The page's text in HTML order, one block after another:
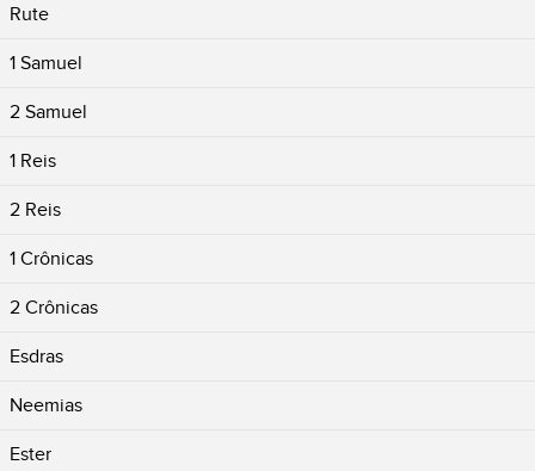
Rute
1 Samuel
2 Samuel
1 Reis
2 Reis
1 Crônicas
2 Crônicas
Esdras
Neemias
Ester